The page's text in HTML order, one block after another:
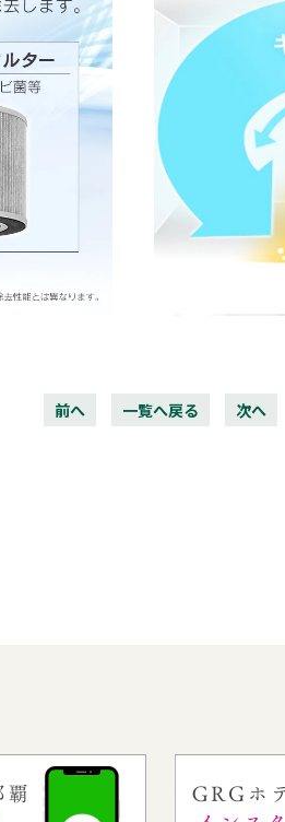
前へ 一覧へ戻る 次へ